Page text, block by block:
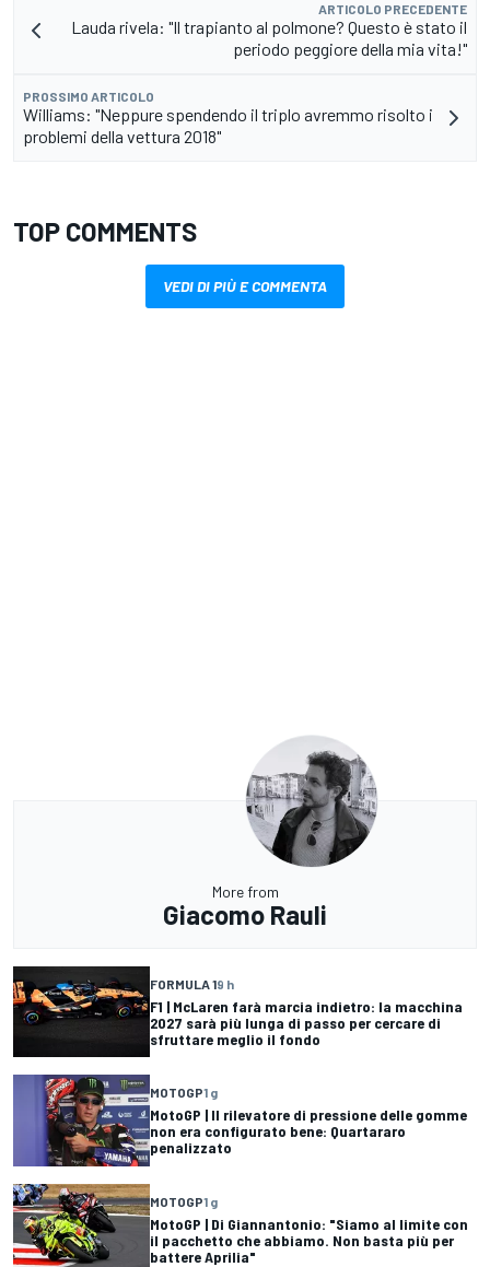
ARTICOLO PRECEDENTE
Lauda rivela: "Il trapianto al polmone? Questo è stato il
periodo peggiore della mia vita!"
PROSSIMO ARTICOLO
Williams: "Neppure spendendo il triplo avremmo risolto i
problemi della vettura 2018"
TOP COMMENTS
VEDI DI PIÙ E COMMENTA
More from
Giacomo Rauli
FORMULA 19 h
F1 | McLaren farà marcia indietro: la macchina
2027 sarà più lunga di passo per cercare di
sfruttare meglio il fondo
MOTOGP1 g
MotoGP | Il rilevatore di pressione delle gomme
non era configurato bene: Quartararo
penalizzato
MOTOGP1 g
MotoGP | Di Giannantonio: "Siamo al limite con
il pacchetto che abbiamo. Non basta più per
battere Aprilia"